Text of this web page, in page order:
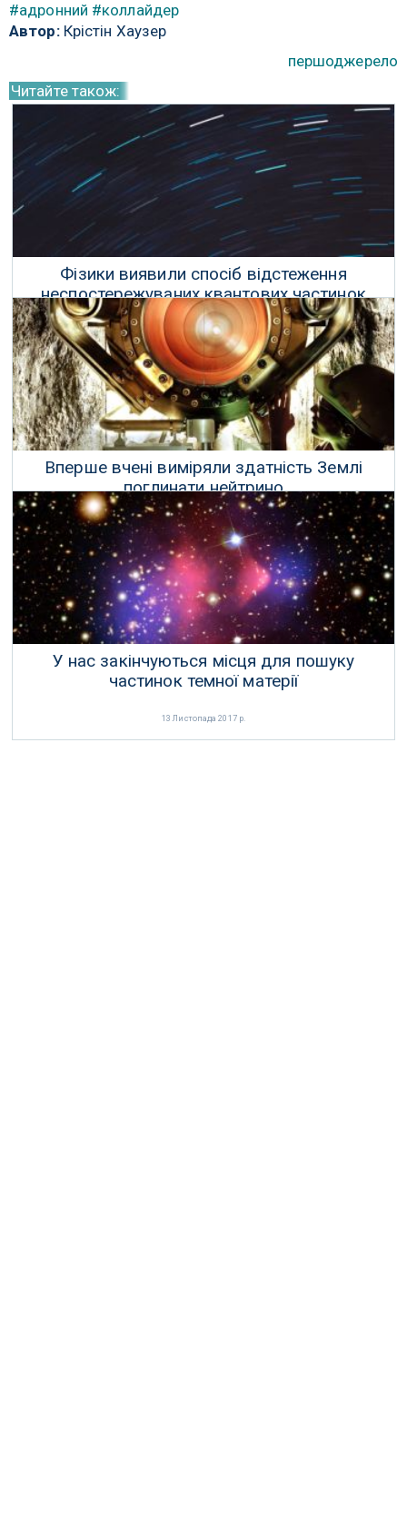
#адронний #коллайдер
Автор:Крістін Хаузер
першоджерело
Читайте також:
Фізики виявили спосіб відстеження
неспостережуваних квантових частинок
25 Грудня 2017 р.
Вперше вчені виміряли здатність Землі
поглинати нейтрино
28 Листопада 2017 р.
У нас закінчуються місця для пошуку
частинок темної матерії
13 Листопада 2017 р.